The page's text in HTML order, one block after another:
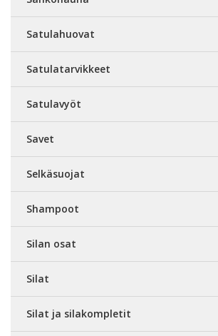
Satulahuovat
Satulatarvikkeet
Satulavyöt
Savet
Selkäsuojat
Shampoot
Silan osat
Silat
Silat ja silakompletit